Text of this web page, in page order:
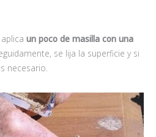
un poco de masilla con una
se lija la superficie y si
necesario.